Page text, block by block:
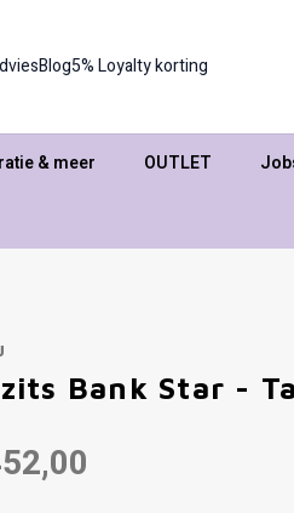
Blog5% Loyalty korting
& meer OUTLET
Bank Star -